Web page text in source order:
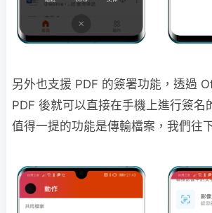
另外也支援 PDF 的簽署功能，透過
PDF 後就可以直接在手機上進行簽名
值得一提的功能是傳輸檔案，我們往